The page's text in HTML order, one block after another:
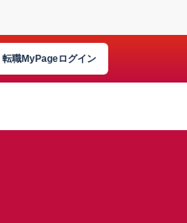
転職MyPageログイン